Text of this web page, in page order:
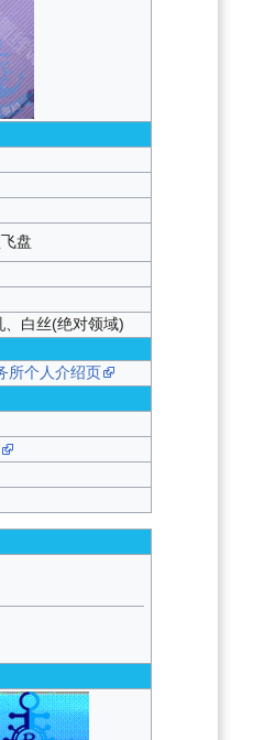
盘
、白丝(绝对领域)
所个人介绍页